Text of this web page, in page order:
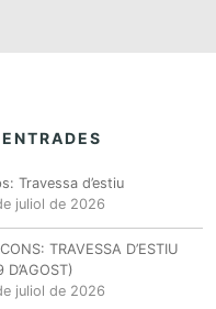
Travessa d’estiu
juliol de 2026
TRAVESSA D’ESTIU
D’AGOST)
juliol de 2026